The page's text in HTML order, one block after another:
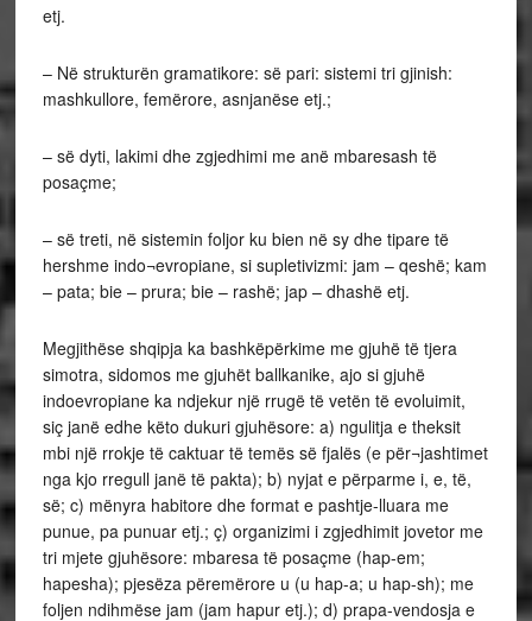
etj.
– Në strukturën gramatikore: së pari: sistemi tri gjinish:
mashkullore, femërore, asnjanëse etj.;
– së dyti, lakimi dhe zgjedhimi me anë mbaresash të
posaçme;
– së treti, në sistemin foljor ku bien në sy dhe tipare të
hershme indo¬evropiane, si supletivizmi: jam – qeshë; kam
– pata; bie – prura; bie – rashë; jap – dhashë etj.
Megjithëse shqipja ka bashkëpërkime me gjuhë të tjera
simotra, sidomos me gjuhët ballkanike, ajo si gjuhë
indoevropiane ka ndjekur një rrugë të vetën të evoluimit,
siç janë edhe këto dukuri gjuhësore: a) ngulitja e theksit
mbi një rrokje të caktuar të temës së fjalës (e për¬jashtimet
nga kjo rregull janë të pakta); b) nyjat e përparme i, e, të,
së; c) mënyra habitore dhe format e pashtje-lluara me
punue, pa punuar etj.; ç) organizimi i zgjedhimit jovetor me
tri mjete gjuhësore: mbaresa të posaçme (hap-em;
hapesha); pjesëza përemërore u (u hap-a; u hap-sh); me
foljen ndihmëse jam (jam hapur etj.); d) prapa-vendosja e